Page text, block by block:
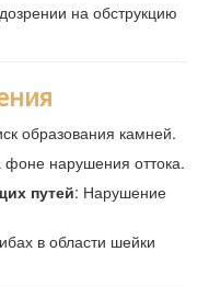
на обструкцию
образования камней.
нарушения оттока.
путей: Нарушение
в области шейки